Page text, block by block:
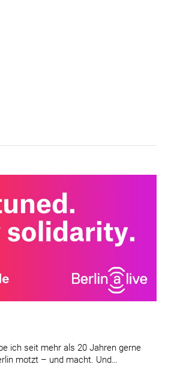
ich seit mehr als 20 Jahren gerne
motzt – und macht. Und…